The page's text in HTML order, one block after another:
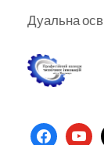
Дуальна
facebook